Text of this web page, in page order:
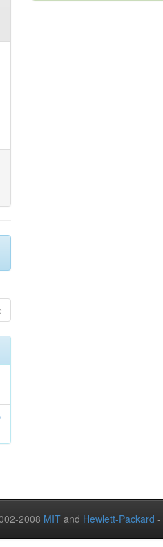
2008 MIT and Hewlett-Packard -